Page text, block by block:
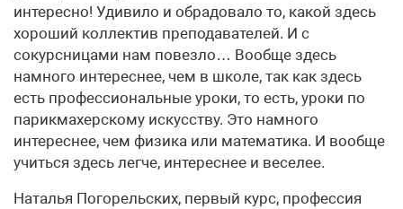
интересно! Удивило и обрадовало то, какой здесь
хороший коллектив преподавателей. И с
сокурсницами нам повезло… Вообще здесь
намного интереснее, чем в школе, так как здесь
есть профессиональные уроки, то есть, уроки по
парикмахерскому искусству. Это намного
интереснее, чем физика или математика. И вообще
учиться здесь легче, интереснее и веселее.
Наталья Погорельских, первый курс, профессия